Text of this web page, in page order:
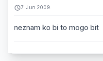
7. Jun 2009.
neznam ko bi to mogo bit